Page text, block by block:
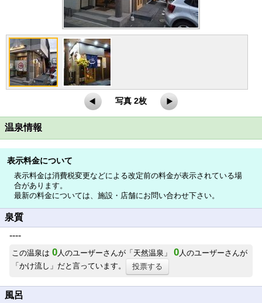
写真 2枚
温泉情報
表示料金について
表示料金は消費税変更などによる改定前の料金が表示されている場
合があります。
最新の料金については、施設・店舗にお問い合わせ下さい。
泉質
----
この温泉は 0人のユーザーさんが「天然温泉」 0人のユーザーさんが
「かけ流し」だと言っています。
投票する
風呂